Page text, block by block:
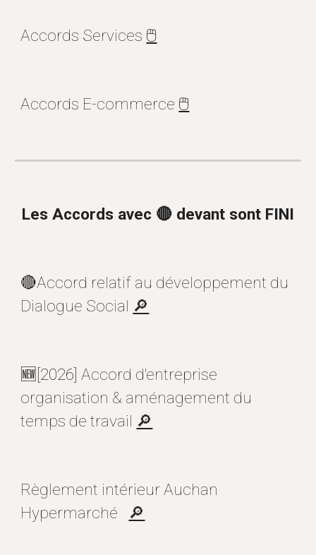
Accords Services 🖱️
Accords E-commerce 🖱️
Les Accords avec 🔴 devant sont FINI
🔴Accord relatif au développement du
Dialogue Social 🔎
🆕 [2026] Accord d'entreprise
organisation & aménagement du
temps de travail 🔎
Règlement intérieur Auchan
Hypermarché 🔎